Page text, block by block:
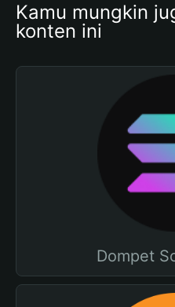
Kamu mungkin
konten ini
Dompet